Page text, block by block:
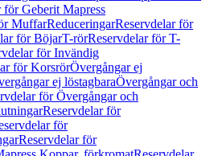
för Geberit Mapress
MuffarReduceringarReservdelar för
för BöjarT-rörReservdelar för T-
för Invändig
för KorsrörÖvergångar ej
ej löstagbaraÖvergångar och
för Övergångar och
Reservdelar för
för
Reservdelar för